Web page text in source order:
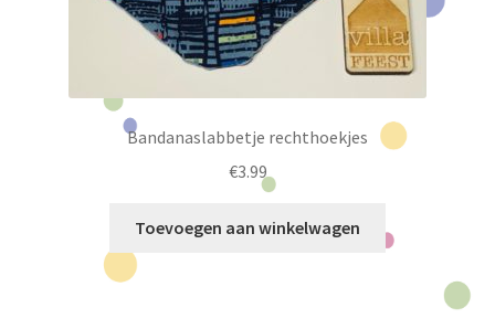
Bandanaslabbetje rechthoekjes
€3.99
Toevoegen aan winkelwagen